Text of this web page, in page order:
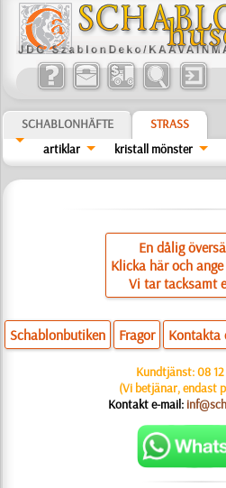
SCHABLONHÄFTE
STRASS
artiklar
kristall mönster
En dålig
Klicka här och
Vi tar tacksamt
Schablonbutiken Fragor Kontakta
Kundtjänst:08
(Vi betjänar, endast
Kontakt e-mail: